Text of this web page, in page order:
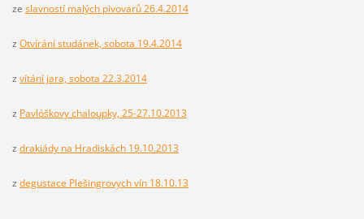
ze slavností malých pivovarů 26.4.2014
z Otvírání studánek, sobota 19.4.2014
z vítání jara, sobota 22.3.2014
z Pavlóškovy chaloupky, 25-27.10.2013
z drakiády na Hradiskách 19.10.2013
z degustace Plešingrovych vín 18.10.13